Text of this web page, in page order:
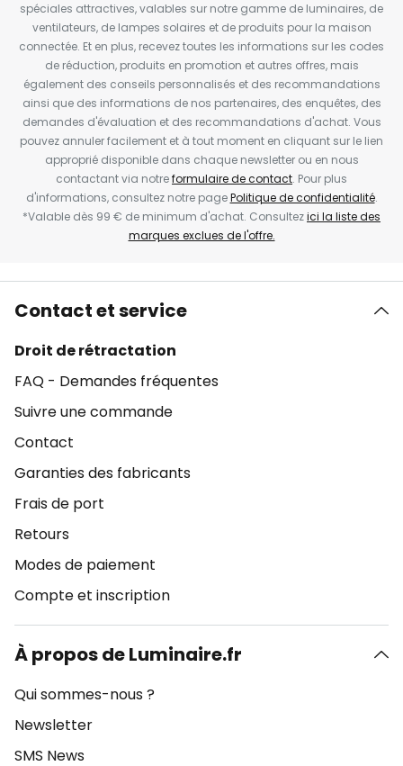
spéciales attractives, valables sur notre gamme de luminaires, de
ventilateurs, de lampes solaires et de produits pour la maison
connectée. Et en plus, recevez toutes les informations sur les codes
de réduction, produits en promotion et autres offres, mais
également des conseils personnalisés et des recommandations
ainsi que des informations de nos partenaires, des enquêtes, des
demandes d'évaluation et des recommandations d'achat. Vous
pouvez annuler facilement et à tout moment en cliquant sur le lien
approprié disponible dans chaque newsletter ou en nous
contactant via notreformulaire de contact. Pour plus
d'informations, consultez notre pagePolitique de confidentialité.
*Valable dès 99 € de minimum d'achat. Consultezici la liste des
marques exclues de l'offre.
Contact et service
Droit de rétractation
FAQ - Demandes fréquentes
Suivre une commande
Contact
Garanties des fabricants
Frais de port
Retours
Modes de paiement
Compte et inscription
À propos de Luminaire.fr
Qui sommes-nous ?
Newsletter
SMS News